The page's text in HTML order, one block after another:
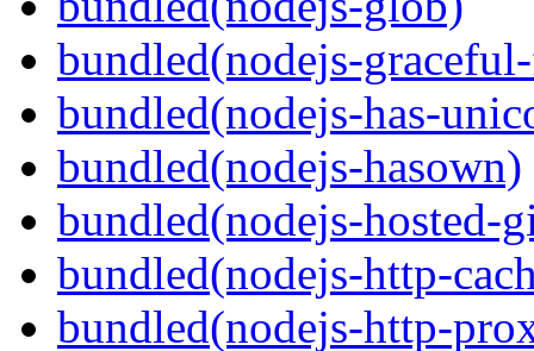
bundled(nodejs-
bundled(nodejs-has-
bundled(nodejs-hasown)
bundled(nodejs-hosted-
bundled(nodejs-http-
bundled(nodejs-http-